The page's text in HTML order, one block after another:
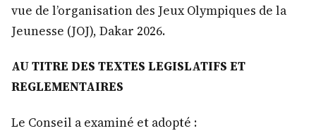
vue de l’organisation des Jeux Olympiques de la
Jeunesse (JOJ), Dakar 2026.
AU TITRE DES TEXTES LEGISLATIFS ET
REGLEMENTAIRES
Le Conseil a examiné et adopté :